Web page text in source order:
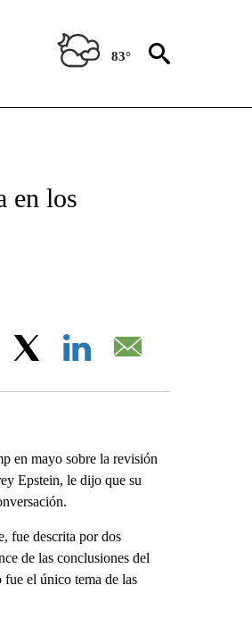
83°
ON "CNN - SPANISH".
en los
Facebook
en mayo sobre la revisión
Epstein, le dijo que su
fue descrita por dos
de las conclusiones del
el único tema de las